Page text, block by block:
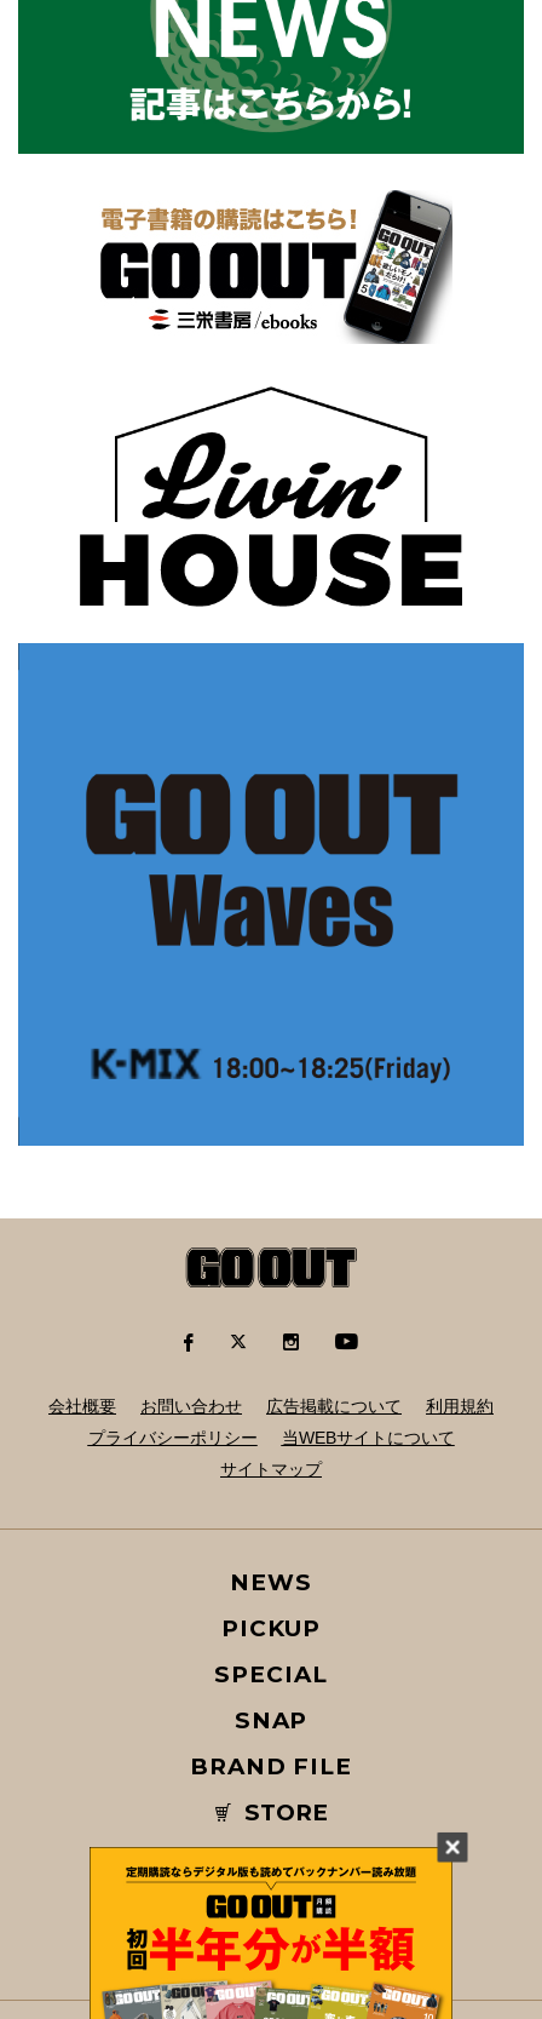
会社概要 お問い合わせ 広告掲載について
利用規約
プライバシーポリシー
当WEBサイトについて
サイトマップ
NEWS
PICKUP
SPECIAL
SNAP
BRAND FILE
STORE
MAGAZINE